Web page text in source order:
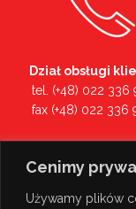
Cenimy
Używamy plików
Dział obsługi
tel. (+48) 022 336
fax (+48) 022 336
tel. (+48) 022 336